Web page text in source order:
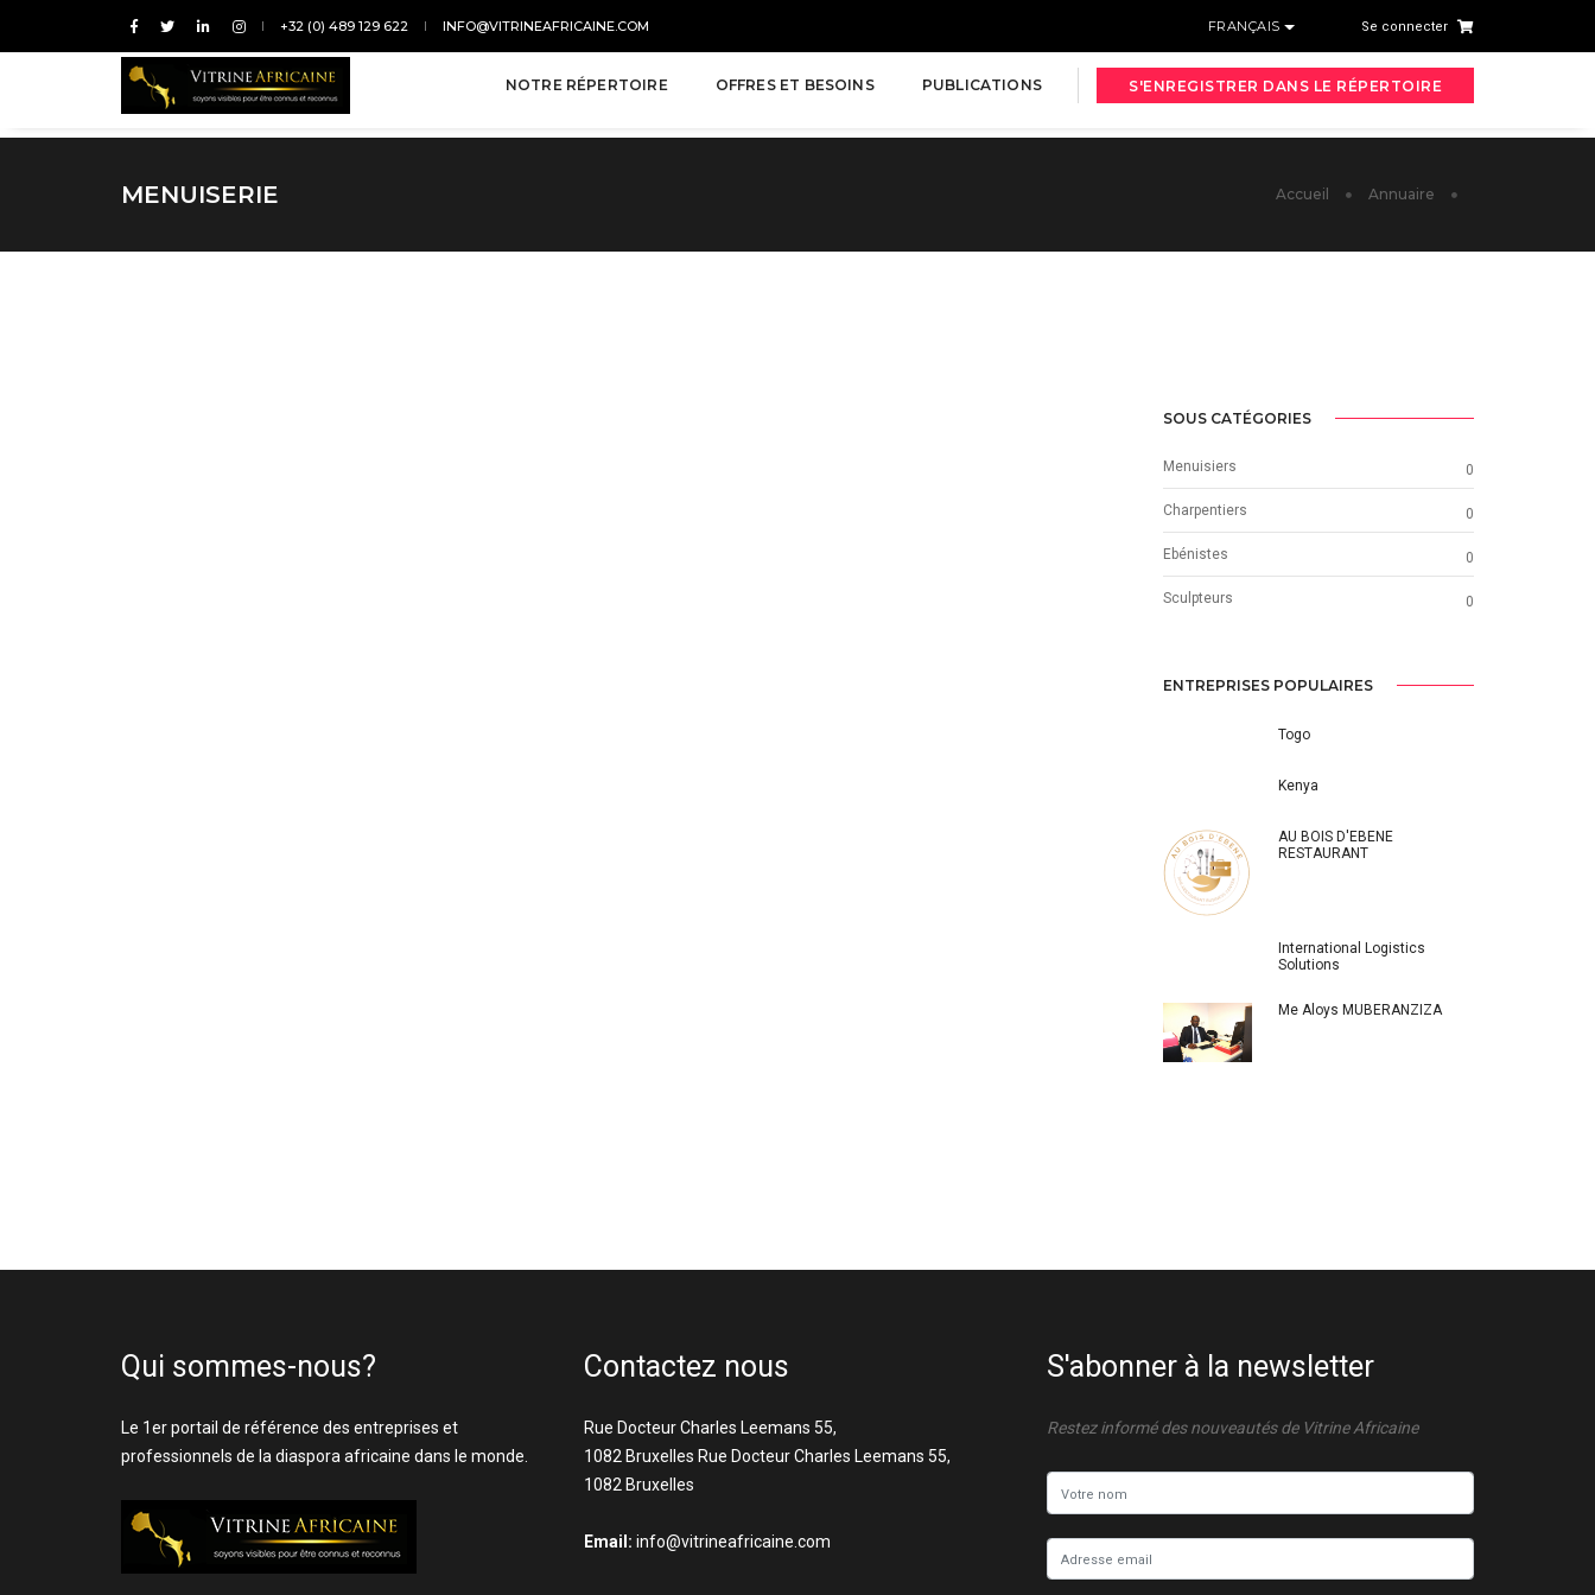
+32 (0) 489 129 622 INFO@VITRINEAFRICAINE.COM FRANÇAIS Se connecter
NOTRE RÉPERTOIRE OFFRES ET BESOINS PUBLICATIONS S'ENREGISTRER DANS LE RÉPERTOIRE
MENUISERIE Accueil Annuaire
SOUS CATÉGORIES
Menuisiers 0
Charpentiers 0
Ebénistes 0
Sculpteurs 0
ENTREPRISES POPULAIRES
Togo
Kenya
AU BOIS D'EBENE
RESTAURANT
International Logistics
Solutions
Me Aloys MUBERANZIZA
Qui sommes-nous?
Le 1er portail de référence des entreprises et
professionnels de la diaspora africaine dans le monde.
Contactez nous
Rue Docteur Charles Leemans 55,
1082 Bruxelles Rue Docteur Charles Leemans 55,
1082 Bruxelles
Email: info@vitrineafricaine.com
S'abonner à la newsletter
Restez informé des nouveautés de Vitrine Africaine